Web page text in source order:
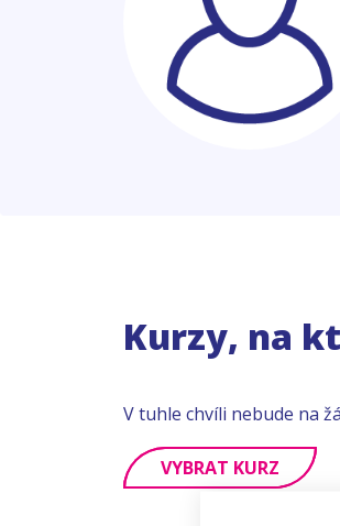
Kurzy, na
V tuhle chvíli nebude na
VYBRAT KURZ